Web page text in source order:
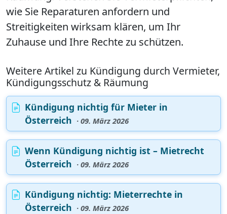
wie Sie Reparaturen anfordern und
Streitigkeiten wirksam klären, um Ihr
Zuhause und Ihre Rechte zu schützen.
Weitere Artikel zu Kündigung durch Vermieter,
Kündigungsschutz & Räumung
Kündigung nichtig für Mieter in
Österreich · 09. März 2026
Wenn Kündigung nichtig ist – Mietrecht
Österreich · 09. März 2026
Kündigung nichtig: Mieterrechte in
Österreich · 09. März 2026